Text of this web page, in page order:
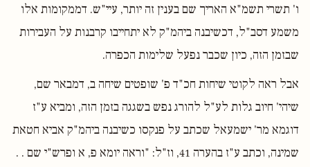
ו' תשרי תשמ"א האריך שם בענין זה יותר, עיי"ש. דממקומות אלו
משמע דסב"ל, דכשיבנה ביהמ"ק לא יתחייבו קרבנות על העבירות
שבזמן הזה, כיון שכבר נפעל שלימות הכפרה.
אבל ראה לקוטי שיחות חכ"ד פ' שופטים שיחה ב, דמבאר שם,
שיהי' חיוב גלות לע"ל להורג נפש בשגגה בזמן הזה, ומביא ע"ז
דוגמא מר' ישמעאל שכתב על פנקסו כשיבנה ביהמ"ק אביא חטאת
שמינה, וכתב ע"ז בהערה 41, וז"ל: "וראה יומא פ, א ופרש"י שם . .